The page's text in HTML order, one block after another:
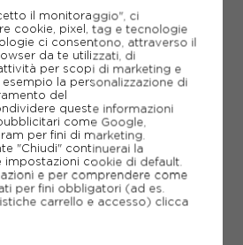
AGGIUNGI AL CARRELLO
DEI DESIDERI
ANCHE
BROOKS
il monitoraggio", ci
cookie, pixel, tag e tecnologie
ci consentono, attraverso il
da te utilizzati, di
per scopi di marketing e
la personalizzazione di
del
queste informazioni
come Google,
per fini di marketing.
"Chiudi" continuerai la
impostazioni cookie di default.
e per comprendere come
per fini obbligatori (ad es.
carrello e accesso) clicca